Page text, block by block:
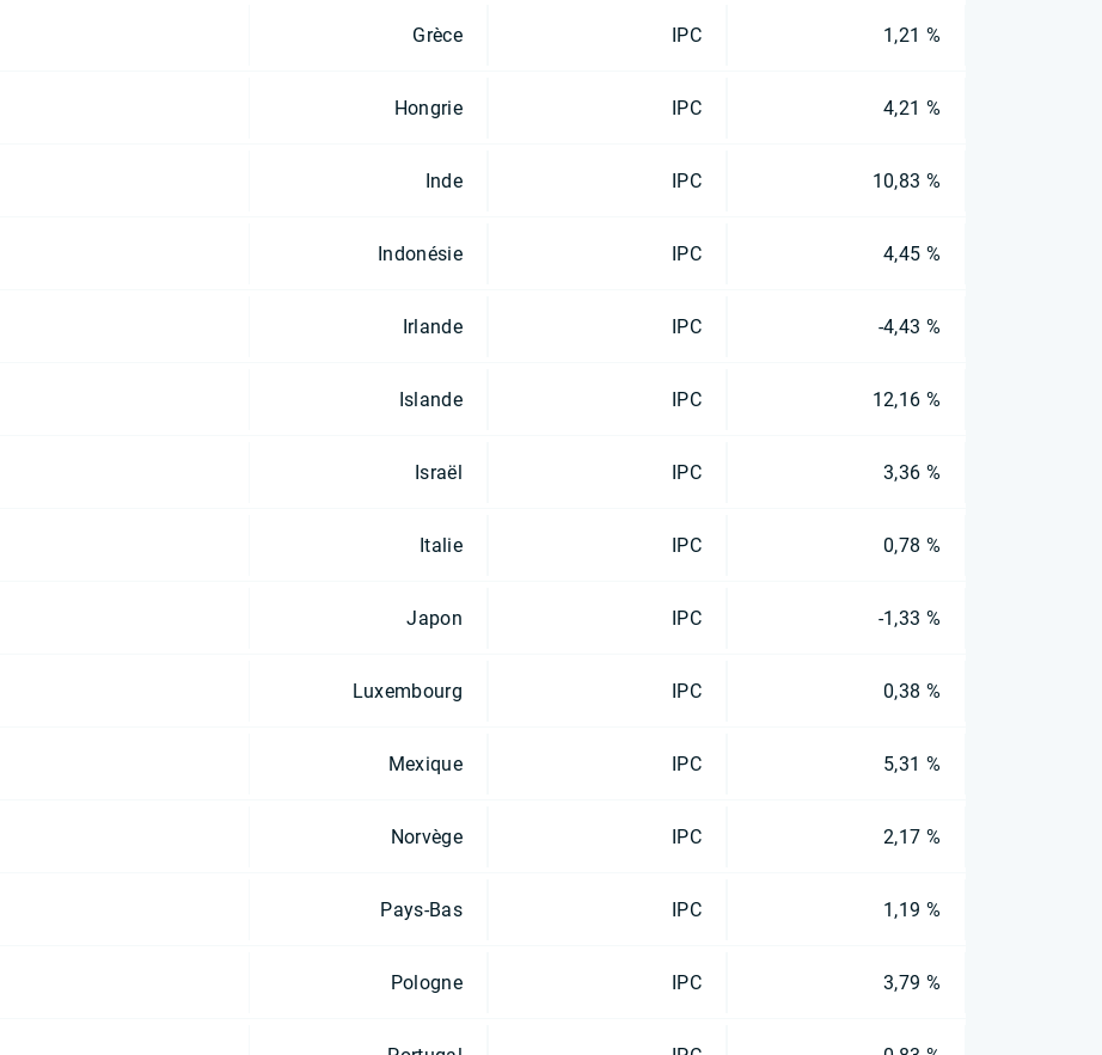
Grèce IPC 1,21 %
Hongrie IPC 4,21 %
Inde IPC 10,83 %
Indonésie IPC 4,45 %
Irlande IPC -4,43 %
Islande IPC 12,16 %
Israël IPC 3,36 %
Italie IPC 0,78 %
Japon IPC -1,33 %
Luxembourg IPC 0,38 %
Mexique IPC 5,31 %
Norvège IPC 2,17 %
Pays-Bas IPC 1,19 %
Pologne IPC 3,79 %